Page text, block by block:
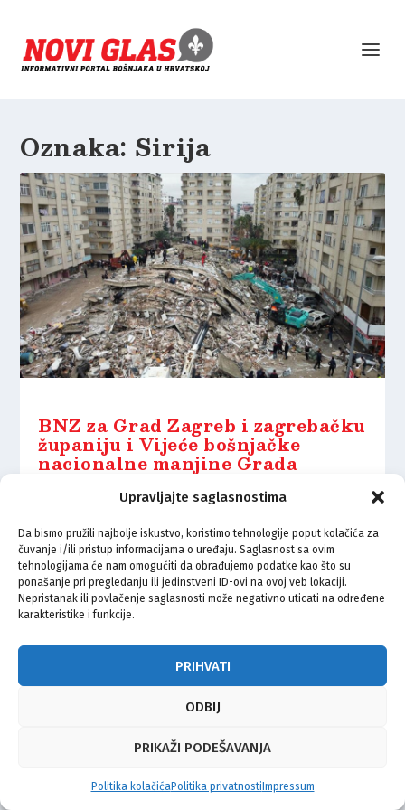
Upravljajte saglasnostima
Da bismo pružili najbolje iskustvo, koristimo tehnologije poput kolačića za
čuvanje i/ili pristup informacijama o uređaju. Saglasnost sa ovim
tehnologijama će nam omogućiti da obrađujemo podatke kao što su
ponašanje pri pregledanju ili jedinstveni ID-ovi na ovoj veb lokaciji.
Nepristanak ili povlačenje saglasnosti može negativno uticati na određene
karakteristike i funkcije.
PRIHVATI
ODBIJ
PRIKAŽI PODEŠAVANJA
Politika kolačićaPolitika privatnosti Impressum
Oznaka: Sirija
BNZ za Grad Zagreb i zagrebačku
županiju i Vijeće bošnjačke
nacionalne manjine Grada
Zagreba uputili poruku podrške
Turskoj i Siriji
7.02.2023.
© Vijeće bošnjačke nacionalne manjine Grada Zagreba 2026
Politika privatnosti